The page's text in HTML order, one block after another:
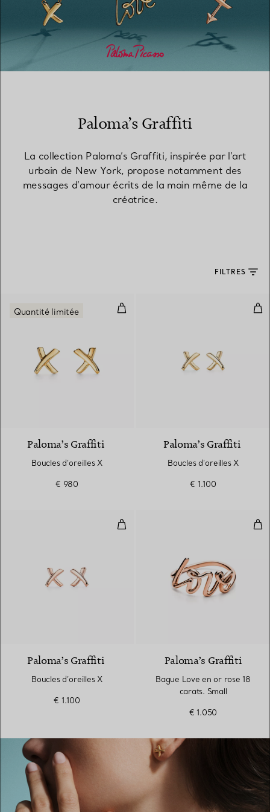
Paloma’s Graffiti
La collection Paloma’s Graffiti, inspirée par l’art
urbain de New York, propose notamment des
messages d’amour écrits de la main même de la
créatrice.
FILTRES
Boucles d’oreilles X
Quantité limitée
Paloma’s Graffiti
Boucles d’oreilles X
€ 980
Paloma’s Graffiti
Boucles d’oreilles X
€ 1.100
Boucles d’oreilles X
Paloma’s Graffiti
Boucles d’oreilles X
€ 1.100
Paloma’s Graffiti
Bague Love en or rose 18
carats. Small
€ 1.050